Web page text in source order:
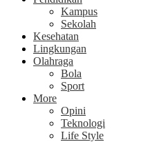
Kampus
Sekolah
Kesehatan
Lingkungan
Olahraga
Bola
Sport
More
Opini
Teknologi
Life Style